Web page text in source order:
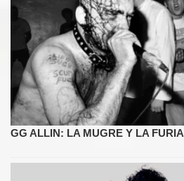
GG ALLIN: LA MUGRE Y LA FURIA